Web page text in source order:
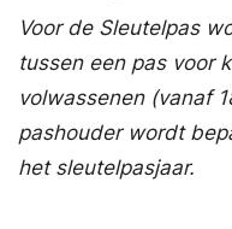
Voor de Sleutelpas
tussen een pas voor
volwassenen (vanaf
pashouder wordt
het sleutelpasjaar.